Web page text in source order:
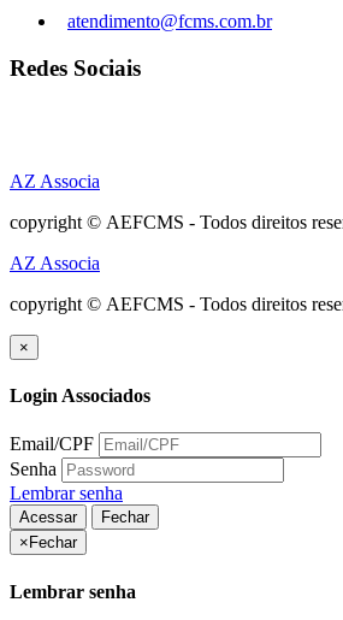
atendimento@fcms.com.br
Redes Sociais
AZ Associa
copyright © AEFCMS - Todos direitos
AZ Associa
copyright © AEFCMS - Todos direitos
×
Login Associados
Email/CPF
Senha
Lembrar senha
Acessar
Fechar
× Fechar
Lembrar senha